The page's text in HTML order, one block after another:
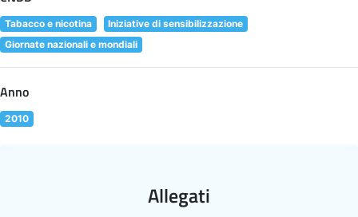
Tabacco e nicotina
Iniziative di sensibilizzazione
Giornate nazionali e mondiali
Anno
2010
Allegati